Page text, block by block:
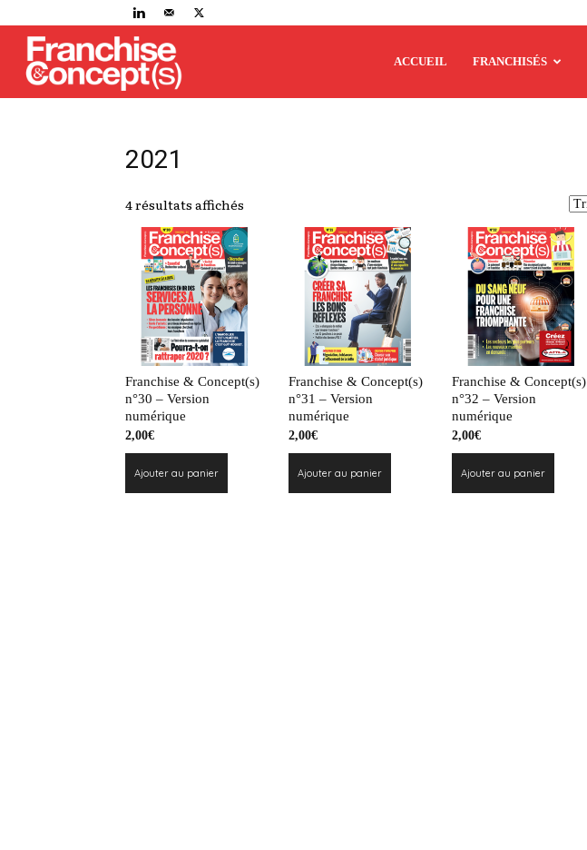
Concept(s)
ACCUEIL FRANCHISÉS
2021
4 résultats affichés
Franchise & Concept(s)
n°30 – Version
numérique
2,00€
Ajouter au panier
Franchise & Concept(s)
n°31 – Version
numérique
2,00€
Ajouter au panier
Franchise & Concept(s)
n°32 – Version
numérique
2,00€
Ajouter au panier